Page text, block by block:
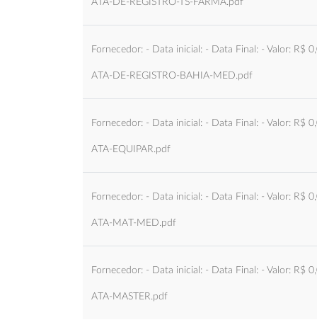
Fornecedor: - Data inicial: - Data Final: - Valor: R$
ATA-DE-REGISTRO-BAHIA-MED.pdf
Fornecedor: - Data inicial: - Data Final: - Valor: R$
ATA-EQUIPAR.pdf
Fornecedor: - Data inicial: - Data Final: - Valor: R$
ATA-MAT-MED.pdf
Fornecedor: - Data inicial: - Data Final: - Valor: R$
ATA-MASTER.pdf